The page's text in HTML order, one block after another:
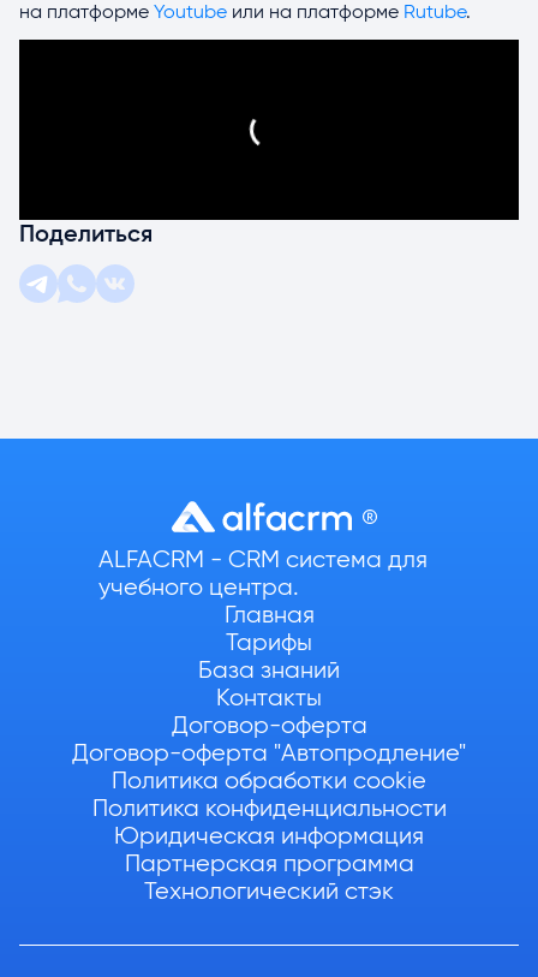
на платформе Youtube или на платформе Rutube.
Поделиться
ALFACRM - CRM система для
учебного центра.
Главная
Тарифы
База знаний
Контакты
Договор-оферта
Договор-оферта "Автопродление"
Политика обработки cookie
Политика конфиденциальности
Юридическая информация
Партнерская программа
Технологический стэк